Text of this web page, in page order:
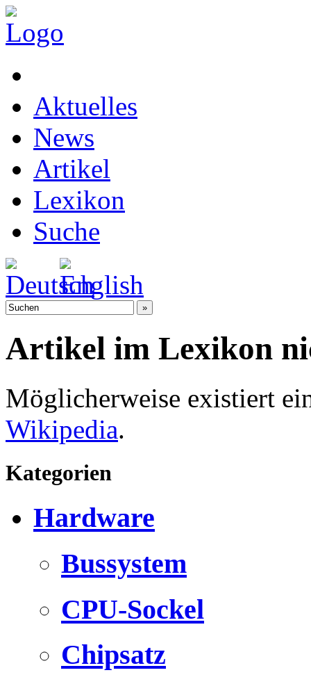
Aktuelles
News
Artikel
Lexikon
Suche
Artikel im Lexikon
Möglicherweise existiert
Wikipedia.
Kategorien
Hardware
Bussystem
CPU-Sockel
Chipsatz